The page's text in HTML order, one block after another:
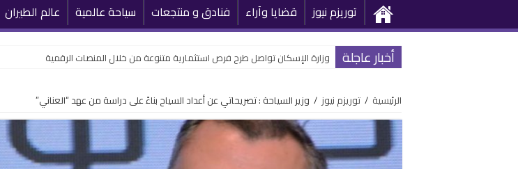
توريزم نيوز قضايا وآراء فنادق و منتجعات سياحة عالمية عالم الطيران
أخبار عاجلة وزارة الإسكان تواصل طرح فرص استثمارية متنوعة من خلال المنصات الرقمية
الرقابة المالية تعدل ضوابط “التخصيم” والتأجير التمويلي بالعملة الأجنبية
الرئيسية / توريزم نيوز / وزير السياحة : تصريحاتي عن أعداد السياح بناءً على دراسة من عهد “العناني”